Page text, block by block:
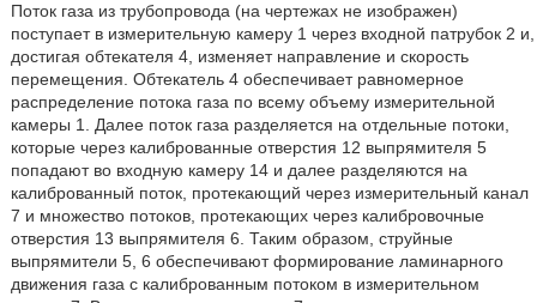
Поток газа из трубопровода (на чертежах не изображен)
поступает в измерительную камеру 1 через входной патрубок 2 и,
достигая обтекателя 4, изменяет направление и скорость
перемещения. Обтекатель 4 обеспечивает равномерное
распределение потока газа по всему объему измерительной
камеры 1. Далее поток газа разделяется на отдельные потоки,
которые через калиброванные отверстия 12 выпрямителя 5
попадают во входную камеру 14 и далее разделяются на
калиброванный поток, протекающий через измерительный канал
7 и множество потоков, протекающих через калибровочные
отверстия 13 выпрямителя 6. Таким образом, струйные
выпрямители 5, 6 обеспечивают формирование ламинарного
движения газа с калиброванным потоком в измерительном